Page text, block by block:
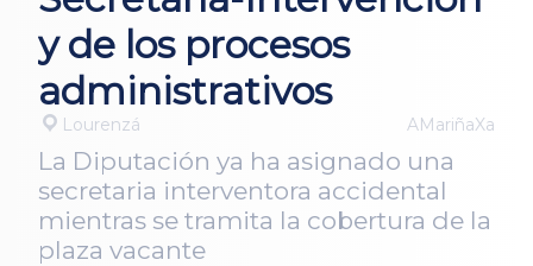
y de los procesos
administrativos
Lourenzá AMariñaXa
La Diputación ya ha asignado una
secretaria interventora accidental
mientras se tramita la cobertura de la
plaza vacante